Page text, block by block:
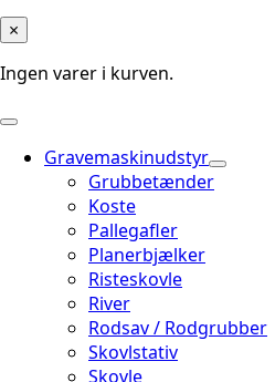
×
Ingen varer i kurven.
Gravemaskinudstyr
Grubbetænder
Koste
Pallegafler
Planerbjælker
Risteskovle
River
Rodsav / Rodgrubber
Skovlstativ
Skovle